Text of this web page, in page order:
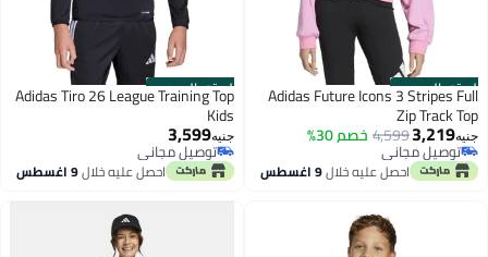
الستور الرسمي
Adidas Future Icons 3 Stripes Full
Zip Track Top
جنيه3,219
4,599خصم 30%
توصيل مجاني
توصيل مجانياحصل عليه خلال9 اغسطس
الستور الرسمي
Adidas Tiro 26 League Training Top
Kids
جنيه3,599
توصيل مجاني
توصيل مجانياحصل عليه خلال9 اغسطس